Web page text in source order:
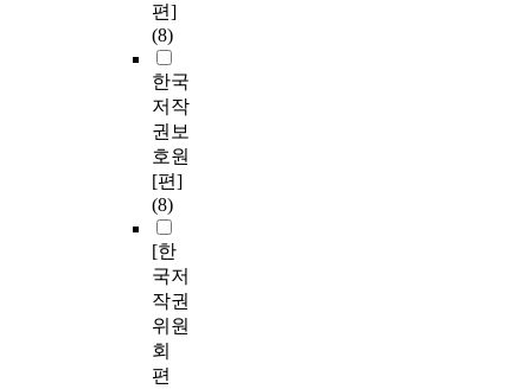
편]
(8)
한국
저작
권보
호원
[편]
(8)
[한
국저
작권
위원
회
편